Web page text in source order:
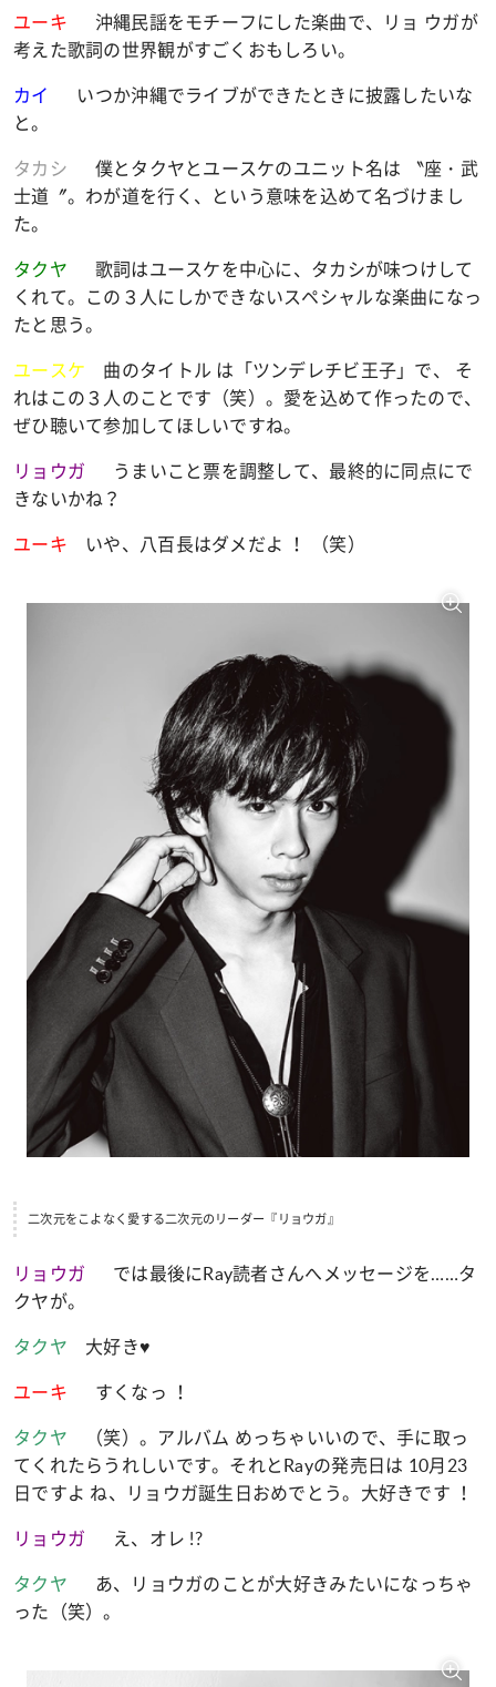
ユーキ 沖縄民謡をモチーフにした楽曲で、リョ ウガが
考えた歌詞の世界観がすごくおもしろい。
カイ
いつか沖縄でライブができたときに披露したいな
と。
タカシ 僕とタクヤとユースケのユニット名は 〝座・武
士道〞。わが道を行く、という意味を込めて名づけまし
た。
タクヤ 歌詞はユースケを中心に、タカシが味つけして
くれて。この３人にしかできないスペシャルな楽曲になっ
たと思う。
ユースケ 曲のタイトル は「ツンデレチビ王子」で、 そ
れはこの３人のことです（笑）。愛を込めて作ったので、
ぜひ聴いて参加してほしいですね。
リョウガ うまいこと票を調整して、最終的に同点にで
きないかね？
ユーキ いや、八百長はダメだよ ！ （笑）
二次元をこよなく愛する二次元のリーダー『リョウガ』
リョウガ では最後にRay読者さんへメッセージを……タ
クヤが。
タクヤ 大好き♥
ユーキ すくなっ ！
タクヤ （笑）。アルバム めっちゃいいので、手に取っ
てくれたらうれしいです。それとRayの発売日は 10月23
日ですよ ね、リョウガ誕生日おめでとう。大好きです ！
リョウガ え、オレ !?
タクヤ
あ、リョウガのことが大好きみたいになっちゃ
った（笑）。